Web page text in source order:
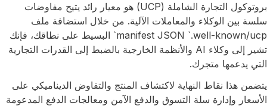
بروتوكول التجارة الشاملة (UCP) هو معيار رائد يتيح مفاوضات
سلسة بين الوكلاء والمعاملات الآلية. من خلال استضافة ملف
manifest JSON `.well-known/ucp` البسيط على نطاقك، فإنك
تشير إلى وكلاء AI والأنظمة الخارجية بالضبط إلى القدرات التجارية
التي يدعمها متجرك.
يتضمن هذا نقاط النهاية لاكتشاف المنتج والتفاوض الديناميكي على
الأسعار وإدارة سلة التسوق والدفع الآمن ومعالجات الدفع المدعومة